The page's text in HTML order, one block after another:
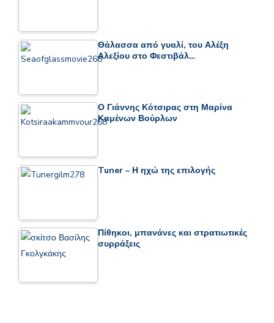
Θάλασσα από γυαλί, του Αλέξη
Αλεξίου στο Φεστιβάλ…
Ο Γιάννης Κότσιρας στη Μαρίνα
Καμένων Βούρλων
Tuner – Η ηχώ της επιλογής
Πίθηκοι, μπανάνες και στρατιωτικές
συρράξεις